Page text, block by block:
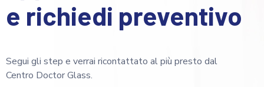
e richiedi preventivo
Segui gli step e verrai ricontattato al più presto dal
Centro Doctor Glass.